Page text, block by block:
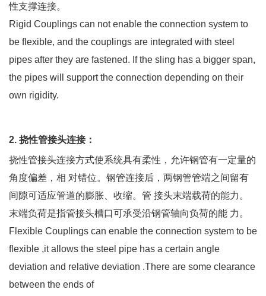
性支撑连接。
Rigid Couplings can not enable the connection system to
be flexible, and the couplings are integrated with steel
pipes after they are fastened. If the sling has a bigger span,
the pipes will support the connection depending on their
own rigidity.
2. 挠性管接头连接：
挠性管接头连接方式使系统具有柔性，允许钢管有一定量的
角度偏差，相 对错位。钢管连接后，两钢管管端之间留有
间隙可适应管道的膨胀、收缩。管 接头末端载荷的能力。
末端负荷是指管接头槽口可承受沿钢管轴向负荷的能 力。
Flexible Couplings can enable the connection system to be
flexible ,it allows the steel pipe has a certain angle
deviation and relative deviation .There are some clearance
between the ends of